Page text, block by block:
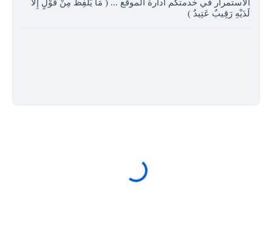
الاستمرار في خدمتكم ادارة الموقع ... ( مَا يَلْفِظُ مِنْ قَوْلٍ إِلا
لَدَيْهِ رَقِيبٌ عَتِيدٌ )